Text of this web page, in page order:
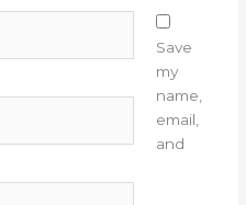
Save
my
name,
email,
and